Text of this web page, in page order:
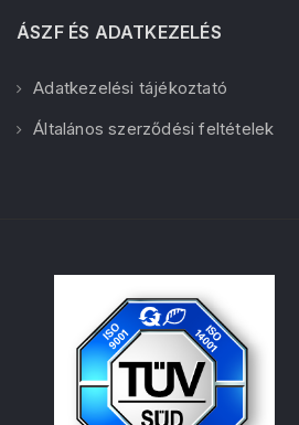
ÁSZF ÉS ADATKEZELÉS
Adatkezelési tájékoztató
Általános szerződési feltételek